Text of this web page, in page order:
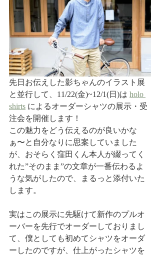
先日お伝えした影ちゃんのイラスト展
と並行して、11/22(金)~12/1(日)は holo
shirts によるオーダーシャツの展示・受
注会を開催します！
この魅力をどう伝えるのが良いかな
ぁ〜と自分なりに思案していました
が、おそらく窪田くん本人が綴ってく
れた”そのまま”の文章が一番伝わるよ
うな気がしたので、まるっと添付いた
します。
実はこの展示に先駆けて新作のプルオ
ーバーを先行でオーダーしておりまし
て、僕としても初めてシャツをオーダ
ーしたのですが、仕上がったシャツを